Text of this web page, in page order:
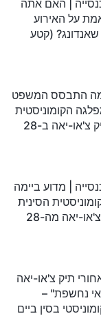
| האם אתה
על האירוע
(קטע
התבסס המשפט
הקומוניסטית
הסינית בתיק צ'או-יאה ב-28
| מדוע ביימה
הסינית
את תקרית צ'או-יאה מה-28
תיק צ'או-יאה
במאי נחשפת" –
בסין ביים